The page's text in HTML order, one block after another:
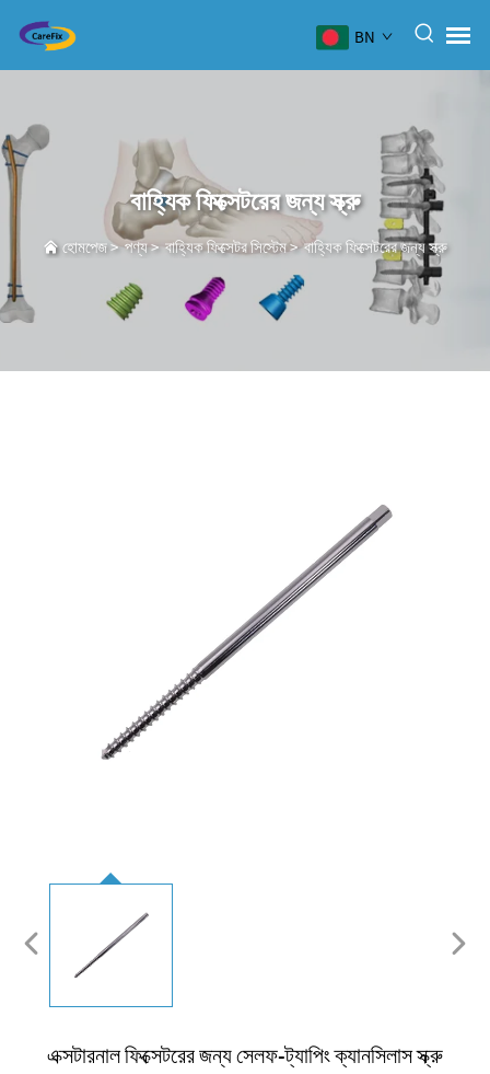
BN
বাহ্যিক ফিক্সেটরের জন্য স্ক্রু
হোমপেজ>পণ্য>বাহ্যিক ফিক্সেটর সিস্টেম>বাহ্যিক ফিক্সেটরের জন্য স্ক্রু
এক্সটারনাল ফিক্সেটরের জন্য সেলফ-ট্যাপিং ক্যানসিলাস স্ক্রু